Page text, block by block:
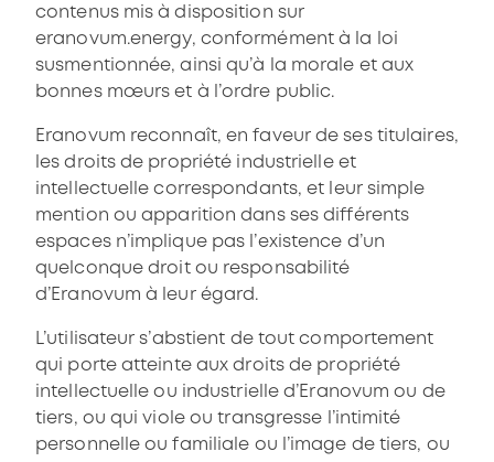
contenus mis à disposition sur
eranovum.energy, conformément à la loi
susmentionnée, ainsi qu’à la morale et aux
bonnes mœurs et à l’ordre public.
Eranovum reconnaît, en faveur de ses titulaires,
les droits de propriété industrielle et
intellectuelle correspondants, et leur simple
mention ou apparition dans ses différents
espaces n’implique pas l’existence d’un
quelconque droit ou responsabilité
d’Eranovum à leur égard.
L’utilisateur s’abstient de tout comportement
qui porte atteinte aux droits de propriété
intellectuelle ou industrielle d’Eranovum ou de
tiers, ou qui viole ou transgresse l’intimité
personnelle ou familiale ou l’image de tiers, ou